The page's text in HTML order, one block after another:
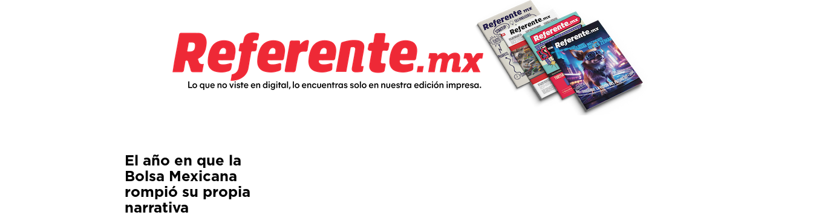
El año en que la
Bolsa Mexicana
rompió su propia
narrativa